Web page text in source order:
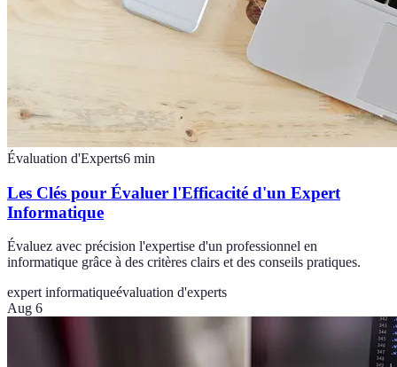
Évaluation d'Experts6 min
Les Clés pour Évaluer l'Efficacité d'un Expert
Informatique
Évaluez avec précision l'expertise d'un professionnel en
informatique grâce à des critères clairs et des conseils pratiques.
expert informatiqueévaluation d'experts
Aug 6